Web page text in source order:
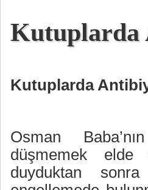
Kutuplarda
Kutuplarda
Osman
düşmemek elde
duyduktan